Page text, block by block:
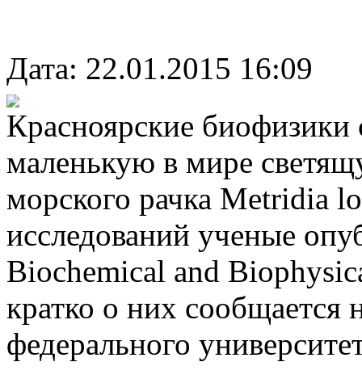
Дата: 22.01.2015 16:09
Красноярские биофизики
маленькую в мире
морского рачка Metridia
исследований ученые
Biochemical and
кратко о них сообщается
федерального